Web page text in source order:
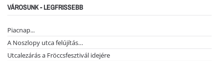
VÁROSUNK - LEGFRISSEBB
Piacnap...
A Noszlopy utca felújítás…
Utcalezárás a Fröccsfesztivál idejére